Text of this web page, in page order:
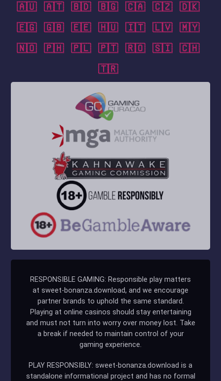
🇦🇺 🇦🇹 🇧🇩 🇧🇬 🇨🇦 🇨🇿
🇩🇰
🇪🇬
🇬🇧 🇪🇪 🇭🇺 🇮🇹 🇱🇻
🇲🇾
🇳🇴
🇵🇭 🇵🇱 🇵🇹 🇷🇴 🇸🇮
🇨🇭
🇹🇷
RESPONSIBLE GAMING: Responsible play matters
at sweet-bonanza.download, and we encourage
partner brands to uphold the same standard.
Playing at online casinos should stay entertaining
and must not turn into worry over money lost. Take
a break if needed to maintain control of your
gaming experience.
PLAY RESPONSIBLY: sweet-bonanza.download is a
standalone informational project and has no formal